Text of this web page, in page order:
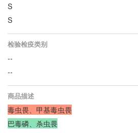
S
S
检验检疫类别
--
--
商品描述
毒虫畏、甲基毒虫畏
巴毒磷、杀虫畏